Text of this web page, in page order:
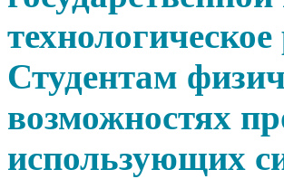
Студентам
возможностях
использующих